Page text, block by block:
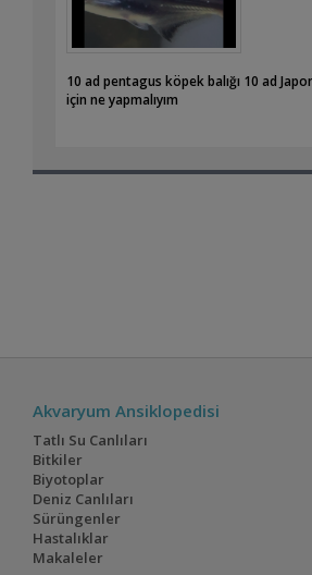
10 ad pentagus köpek balığı 10 ad
için ne yapmalıyım
Akvaryum Ansiklopedisi
Tatlı Su Canlıları
Bitkiler
Biyotoplar
Deniz Canlıları
Sürüngenler
Hastalıklar
Makaleler